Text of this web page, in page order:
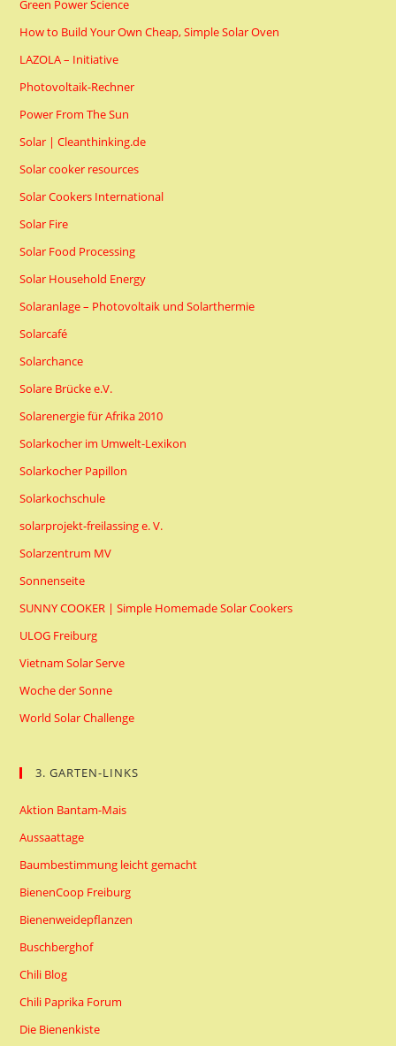
Green Power Science
How to Build Your Own Cheap, Simple Solar Oven
LAZOLA – Initiative
Photovoltaik-Rechner
Power From The Sun
Solar | Cleanthinking.de
Solar cooker resources
Solar Cookers International
Solar Fire
Solar Food Processing
Solar Household Energy
Solaranlage – Photovoltaik und Solarthermie
Solarcafé
Solarchance
Solare Brücke e.V.
Solarenergie für Afrika 2010
Solarkocher im Umwelt-Lexikon
Solarkocher Papillon
Solarkochschule
solarprojekt-freilassing e. V.
Solarzentrum MV
Sonnenseite
SUNNY COOKER | Simple Homemade Solar Cookers
ULOG Freiburg
Vietnam Solar Serve
Woche der Sonne
World Solar Challenge
3. GARTEN-LINKS
Aktion Bantam-Mais
Aussaattage
Baumbestimmung leicht gemacht
BienenCoop Freiburg
Bienenweidepflanzen
Buschberghof
Chili Blog
Chili Paprika Forum
Die Bienenkiste